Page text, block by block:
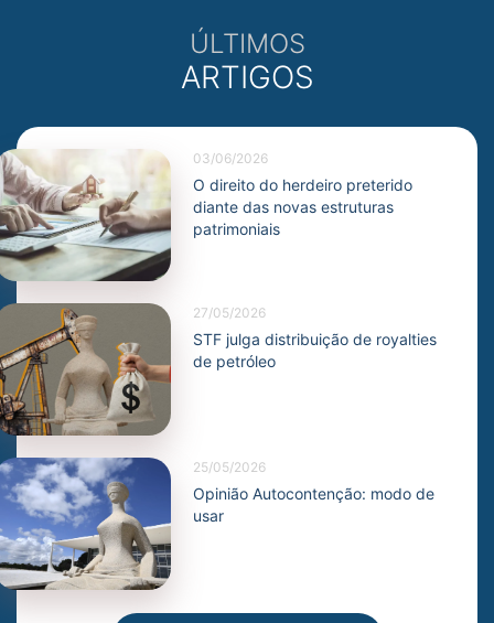
ÚLTIMOS
ARTIGOS
03/06/2026
O direito do herdeiro preterido
diante das novas estruturas
patrimoniais
27/05/2026
STF julga distribuição de royalties
de petróleo
25/05/2026
Opinião Autocontenção: modo de
usar